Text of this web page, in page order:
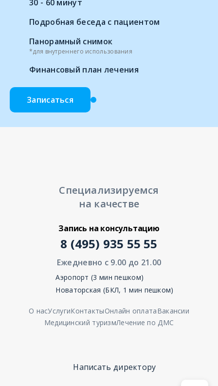
30 - 60 минут
Подробная беседа с пациентом
Панорамный снимок
*для внутреннего использования
Финансовый план лечения
Записаться
Специализируемся
на качестве
О насУслугиКонтактыОнлайн оплатаВакансии
Медицинский туризмЛечение по ДМС
Запись на консультацию
8 (495) 935 55 55
Ежедневно с 9.00 до 21.00
Аэропорт (3 мин пешком)
Новаторская (БКЛ, 1 мин пешком)
Написать директору